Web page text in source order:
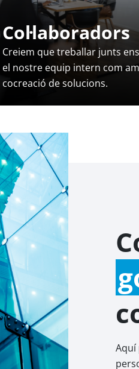
Col·laboradors
Creiem que treballar junts
el nostre equip intern com
cocreació de solucions.
Aquí